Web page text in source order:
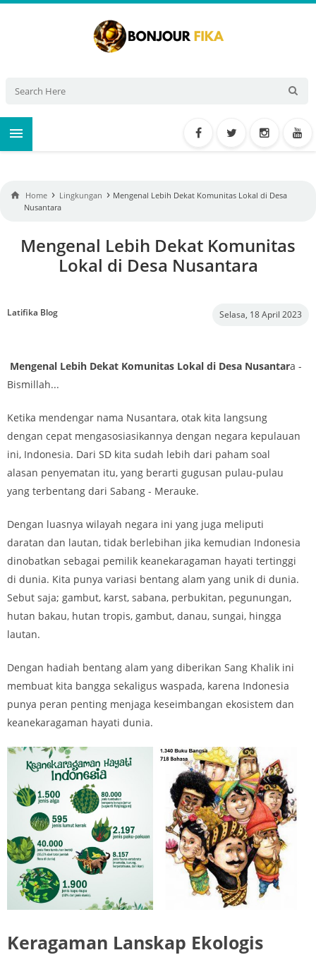

 Home › Lingkungan › Mengenal Lebih Dekat Komunitas Lokal di Desa
Nusantara
Mengenal Lebih Dekat Komunitas
Lokal di Desa Nusantara
Latifika Blog Selasa, 18 April 2023
Mengenal Lebih Dekat Komunitas Lokal di Desa Nusantara -
Bismillah...
Ketika mendengar nama Nusantara, otak kita langsung
dengan cepat mengasosiasikannya dengan negara kepulauan
ini, Indonesia. Dari SD kita sudah lebih dari paham soal
alasan penyematan itu, yang berarti gugusan pulau-pulau
yang terbentang dari Sabang - Merauke.
Dengan luasnya wilayah negara ini yang juga meliputi
daratan dan lautan, tidak berlebihan jika kemudian Indonesia
dinobatkan sebagai pemilik keanekaragaman hayati tertinggi
di dunia. Kita punya variasi bentang alam yang unik di dunia.
Sebut saja; gambut, karst, sabana, perbukitan, pegunungan,
hutan bakau, hutan tropis, gambut, danau, sungai, hingga
lautan.
Dengan hadiah bentang alam yang diberikan Sang Khalik ini
membuat kita bangga sekaligus waspada, karena Indonesia
punya peran penting menjaga keseimbangan ekosistem dan
keanekaragaman hayati dunia.
Keragaman Lanskap Ekologis